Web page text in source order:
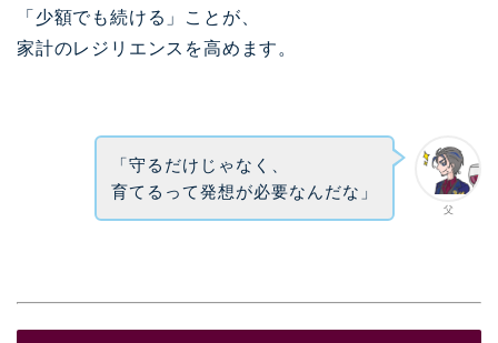
「少額でも続ける」ことが、
家計のレジリエンスを高めます。
父
「守るだけじゃなく、
育てるって発想が必要なんだな」